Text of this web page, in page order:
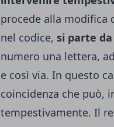
procede alla modifica
nel codice, si parte
numero una lettera,
e così via. In questo
coincidenza che può,
tempestivamente. Il